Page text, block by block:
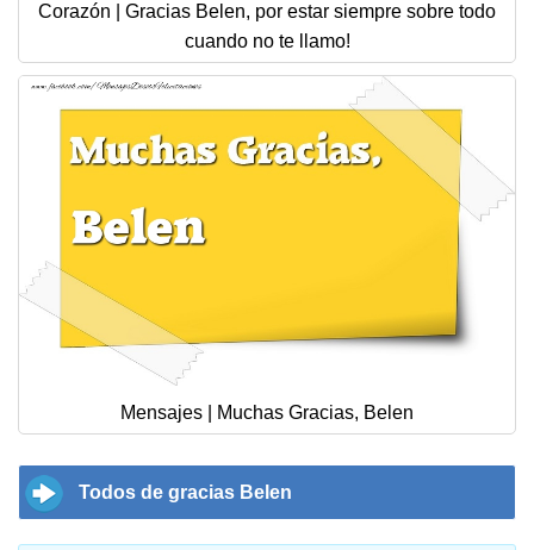
Corazón | Gracias Belen, por estar siempre sobre todo
cuando no te llamo!
Mensajes | Muchas Gracias, Belen
Todos de gracias Belen